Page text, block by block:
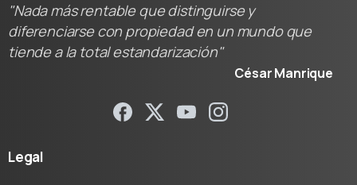
"Nada más rentable que distinguirse y
diferenciarse con propiedad en un mundo que
tiende a la total estandarización"
César Manrique
Legal